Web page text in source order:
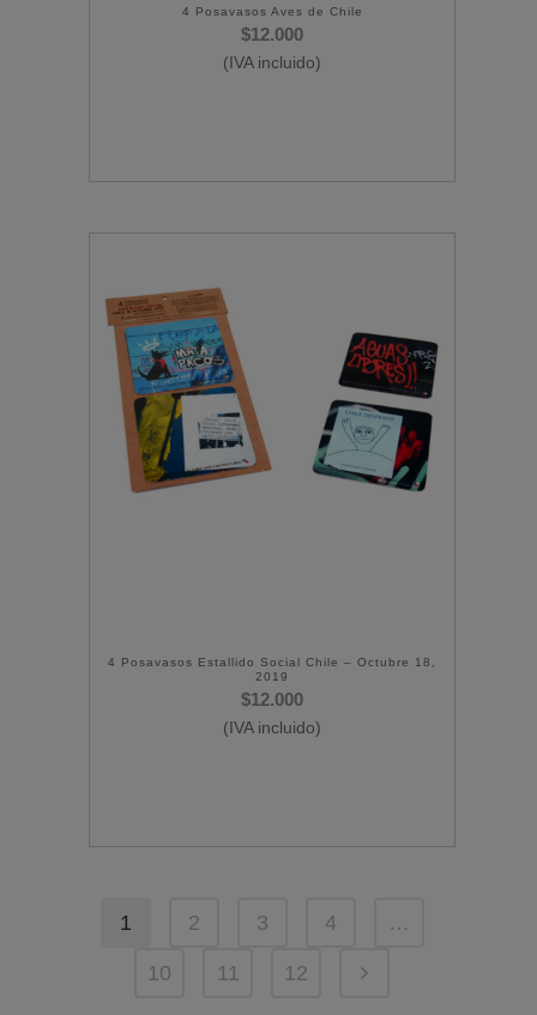
4 Posavasos Aves de Chile
$12.000
(IVA incluido)
4 Posavasos Estallido Social Chile – Octubre 18,
2019
$12.000
(IVA incluido)
1 2 3 4 …
10 11 12